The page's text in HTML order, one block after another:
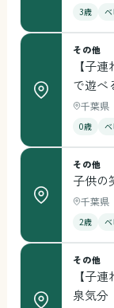
3歳
その他
【子
で遊べ
千葉県
0歳
その他
子供の
千葉県
2歳
その他
【子
泉気分